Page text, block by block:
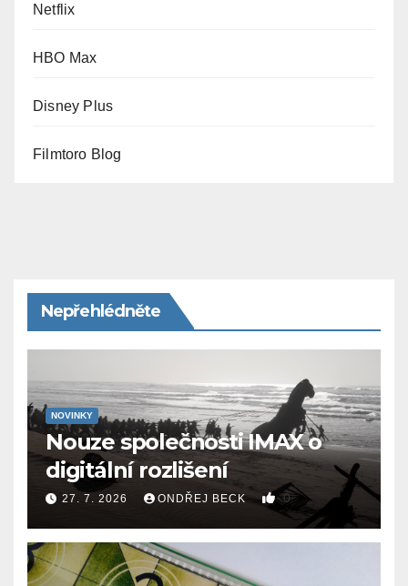
Netflix
HBO Max
Disney Plus
Filmtoro Blog
Nepřehlédněte
NOVINKY
Nouze společnosti IMAX o
digitální rozlišení
27. 7. 2026 ONDŘEJ BECK 0